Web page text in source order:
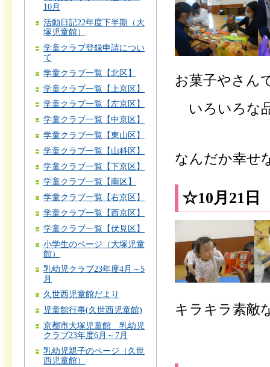
10月
活動日記22年度下半期（大
塚児童館）
学童クラブ登録申請につい
て
学童クラブ一覧【北区】
学童クラブ一覧【上京区】
学童クラブ一覧【左京区】
学童クラブ一覧【中京区】
学童クラブ一覧【東山区】
学童クラブ一覧【山科区】
学童クラブ一覧【下京区】
学童クラブ一覧【南区】
学童クラブ一覧【右京区】
学童クラブ一覧【西京区】
学童クラブ一覧【伏見区】
小学生のページ（大塚児童
館）
乳幼児クラブ23年度4月～5
月
久世西児童館だより
児童館行事(久世西児童館)
京都市大塚児童館 乳幼児
クラブ23年度6月～7月
乳幼児親子のページ（久世
西児童館）
お菓子やさん
いろいろな
なんだか幸せ
☆10月21
キラキラ素敵